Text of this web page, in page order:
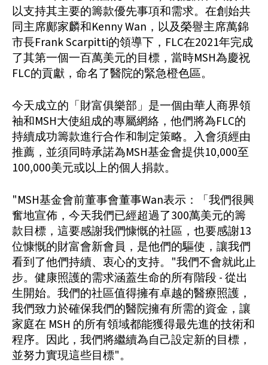
以支持其主要的籌款優先事項和需求。在創始共
同主席鄺家麟和Kenny Wan，以及榮譽主席萬錦
市長Frank Scarpitti的領導下，FLC在2021年完成
了其第一個一百萬美元的目標，當時MSH為慶祝
FLC的貢獻，命名了醫院的緊急橙色區。
今天成立的「財富俱樂部」是一個由華人商界領
袖和MSH大使組成的專屬網絡，他們將為FLC的
持續成功籌款進行合作和制定策略。入會須經由
推薦，並須同時承諾為MSH基金會提供10,000至
100,000美元或以上的個人捐款。
"MSH基金會前董事會董事Wan表示：「我們很興
奮地宣佈，今天我們已經超過了300萬美元的籌
款目標，這要感謝我們慷慨的社區，也要感謝13
位慷慨的財富會新會員，是他們的驅使，讓我們
看到了他們持續、衷心的支持。"我們不會就此止
步。健康照護的需求涵蓋生命的所有階段 - 從出
生開始。我們的社區值得擁有卓越的醫療照護，
我們致力於確保我們的醫院擁有所需的資金，讓
家庭在 MSH 的所有領域都能獲得最先進的技術和
程序。因此，我們將繼續為自己設定新的目標，
並努力實現這些目標"。